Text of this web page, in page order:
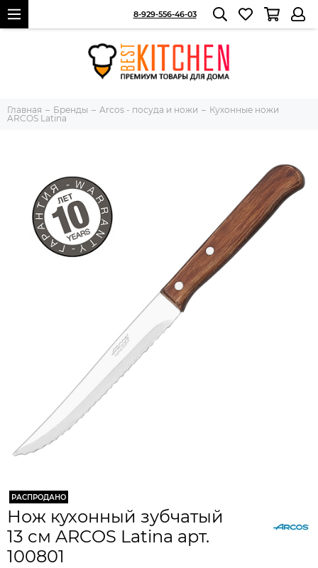
8-929-556-46-03
Главная Бренды Arcos - посуда и ножи
Кухонные ножи
ARCOS Latina
РАСПРОДАНО
Нож кухонный зубчатый
13 cм ARCOS Latina арт.
100801